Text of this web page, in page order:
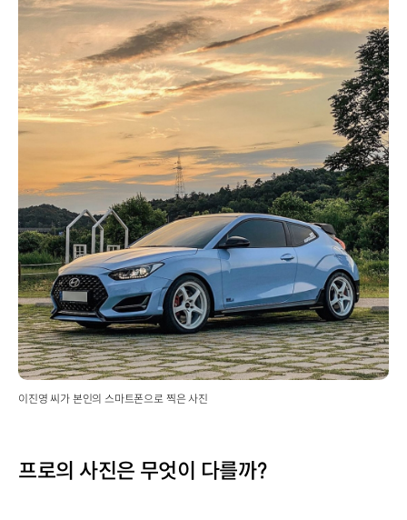
이진영 씨가 본인의 스마트폰으로 찍은 사진
프로의 사진은 무엇이 다를까?